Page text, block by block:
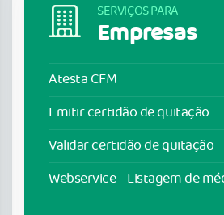
SERVIÇOS PARA
Empresas
Atesta CFM
Emitir certidão de quitação
Validar certidão de quitação
Webservice - Listagem de